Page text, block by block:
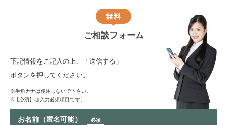
ご相談フォーム
下記情報をご記入の上、「送信する」
ボタンを押してください。
※半角カナは使用しないで下さい。
※【必須】は入力必須項目です。
お名前（匿名可能） 必須